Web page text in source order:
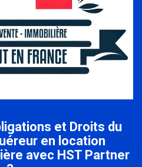
et Droits du
en location
avec HST Partner